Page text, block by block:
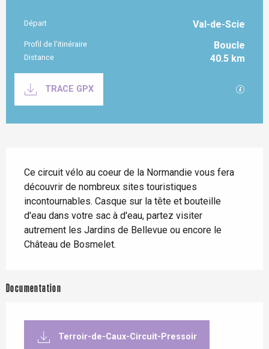
Informations pratiques
Départ Val-de-Scie
Profil de l’itinéraire Boucle
Distance 40.5 km
TRACE GPX
Ce circuit vélo au coeur de la Normandie vous fera
découvrir de nombreux sites touristiques
incontournables. Casque sur la tête et bouteille
d'eau dans votre sac à d'eau, partez visiter
autrement les Jardins de Bellevue ou encore le
Château de Bosmelet.
Documentation
Terroir-de-Caux-Circuit-Pressoir